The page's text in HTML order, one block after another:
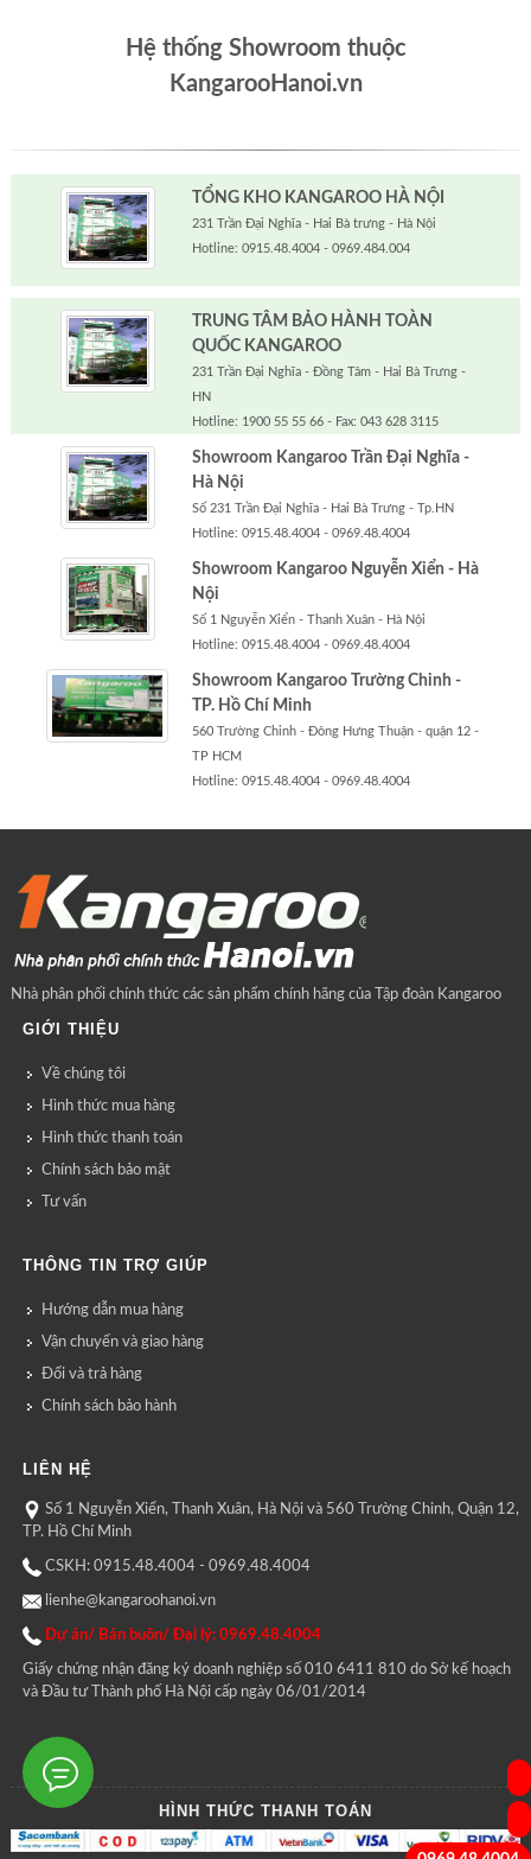
Hệ thống Showroom thuộc
KangarooHanoi.vn
TỔNG KHO KANGAROO HÀ NỘI
231 Trần Đại Nghĩa - Hai Bà trưng - Hà Nội
Hotline: 0915.48.4004 - 0969.484.004
TRUNG TÂM BẢO HÀNH TOÀN
QUỐC KANGAROO
231 Trần Đại Nghĩa - Đồng Tâm - Hai Bà Trưng -
HN
Hotline: 1900 55 55 66 - Fax: 043 628 3115
Showroom Kangaroo Trần Đại Nghĩa -
Hà Nội
Số 231 Trần Đại Nghĩa - Hai Bà Trưng - Tp.HN
Hotline: 0915.48.4004 - 0969.48.4004
Showroom Kangaroo Nguyễn Xiển - Hà
Nội
Số 1 Nguyễn Xiển - Thanh Xuân - Hà Nội
Hotline: 0915.48.4004 - 0969.48.4004
Showroom Kangaroo Trường Chinh -
TP. Hồ Chí Minh
560 Trường Chinh - Đông Hưng Thuận - quận 12 -
TP HCM
Hotline: 0915.48.4004 - 0969.48.4004
Nhà phân phối chính thức các sản phẩm chính hãng của Tập đoàn Kangaroo
GIỚI THIỆU
Về chúng tôi
Hình thức mua hàng
Hình thức thanh toán
Chính sách bảo mật
Tư vấn
THÔNG TIN TRỢ GIÚP
Hướng dẫn mua hàng
Vận chuyển và giao hàng
Đổi và trả hàng
Chính sách bảo hành
LIÊN HỆ
Số 1 Nguyễn Xiển, Thanh Xuân, Hà Nội và 560 Trường Chinh, Quận 12,
TP. Hồ Chí Minh
CSKH: 0915.48.4004 - 0969.48.4004
lienhe@kangaroohanoi.vn
Dự án/ Bán buôn/ Đại lý: 0969.48.4004
Giấy chứng nhận đăng ký doanh nghiệp số 010 6411 810 do Sở kế hoạch
và Đầu tư Thành phố Hà Nội cấp ngày 06/01/2014
HÌNH THỨC THANH TOÁN